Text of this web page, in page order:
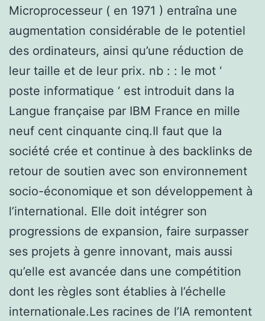
Microprocesseur ( en 1971 ) entraîna une
augmentation considérable de le potentiel
des ordinateurs, ainsi qu’une réduction de
leur taille et de leur prix. nb : : le mot ‘
poste informatique ‘ est introduit dans la
Langue française par IBM France en mille
neuf cent cinquante cinq.Il faut que la
société crée et continue à des backlinks de
retour de soutien avec son environnement
socio-économique et son développement à
l’international. Elle doit intégrer son
progressions de expansion, faire surpasser
ses projets à genre innovant, mais aussi
qu’elle est avancée dans une compétition
dont les règles sont établies à l’échelle
internationale.Les racines de l’IA remontent